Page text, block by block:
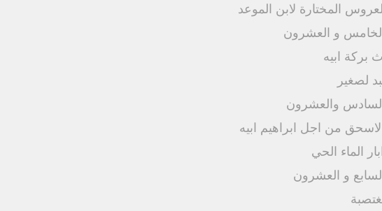
المختارة لابن الموعد
و العشرون
بركة ابيه
لصغير
السادس والعشرون
لاسحق من اجل ابراهيم ابيه
الماء الحي
و العشرون